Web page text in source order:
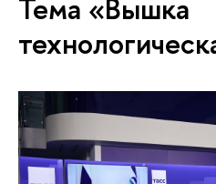
Тема «Вышка